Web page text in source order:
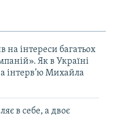
на інтереси багатьох
Як в Україні
інтерв’ю Михайла
в себе, а двоє